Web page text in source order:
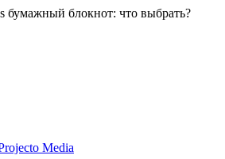
бумажный блокнот: что выбрать?
Media